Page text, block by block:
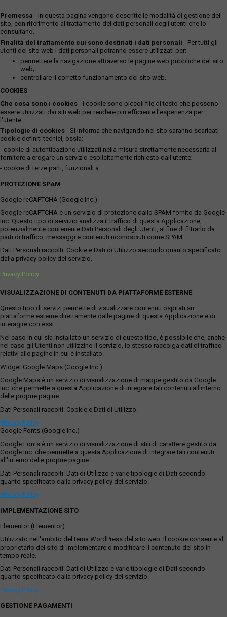
Premessa - In questa pagina vengono descritte le modalità di gestione del
sito, con riferimento al trattamento dei dati personali degli utenti che lo
consultano.
Finalità del trattamento cui sono destinati i dati personali - Per tutti gli
utenti del sito web i dati personali potranno essere utilizzati per:
permettere la navigazione attraverso le pagine web pubbliche del sito
web;
controllare il corretto funzionamento del sito web.
COOKIES
Che cosa sono i cookies - I cookie sono piccoli file di testo che possono
essere utilizzati dai siti web per rendere più efficiente l'esperienza per
l'utente.
Tipologie di cookies - Si informa che navigando nel sito saranno scaricati
cookie definiti tecnici, ossia:
- cookie di autenticazione utilizzati nella misura strettamente necessaria al
fornitore a erogare un servizio esplicitamente richiesto dall'utente;
- cookie di terze parti, funzionali a:
PROTEZIONE SPAM
Google reCAPTCHA (Google Inc.)
Google reCAPTCHA è un servizio di protezione dallo SPAM fornito da Google
Inc. Questo tipo di servizio analizza il traffico di questa Applicazione,
potenzialmente contenente Dati Personali degli Utenti, al fine di filtrarlo da
parti di traffico, messaggi e contenuti riconosciuti come SPAM.
Dati Personali raccolti: Cookie e Dati di Utilizzo secondo quanto specificato
dalla privacy policy del servizio.
Privacy Policy
VISUALIZZAZIONE DI CONTENUTI DA PIATTAFORME ESTERNE
Questo tipo di servizi permette di visualizzare contenuti ospitati su
piattaforme esterne direttamente dalle pagine di questa Applicazione e di
interagire con essi.
Nel caso in cui sia installato un servizio di questo tipo, è possibile che, anche
nel caso gli Utenti non utilizzino il servizio, lo stesso raccolga dati di traffico
relativi alle pagine in cui è installato.
Widget Google Maps (Google Inc.)
Google Maps è un servizio di visualizzazione di mappe gestito da Google
Inc. che permette a questa Applicazione di integrare tali contenuti all'interno
delle proprie pagine.
Dati Personali raccolti: Cookie e Dati di Utilizzo.
Privacy Policy
Google Fonts (Google Inc.)
Google Fonts è un servizio di visualizzazione di stili di carattere gestito da
Google Inc. che permette a questa Applicazione di integrare tali contenuti
all'interno delle proprie pagine.
Dati Personali raccolti: Dati di Utilizzo e varie tipologie di Dati secondo
quanto specificato dalla privacy policy del servizio.
Privacy Policy
IMPLEMENTAZIONE SITO
Elementor (Elementor)
Utilizzato nell'ambito del tema WordPress del sito web. Il cookie consente al
proprietario del sito di implementare o modificare il contenuto del sito in
tempo reale.
Dati Personali raccolti: Dati di Utilizzo e varie tipologie di Dati secondo
quanto specificato dalla privacy policy del servizio.
Privacy Policy
GESTIONE PAGAMENTI